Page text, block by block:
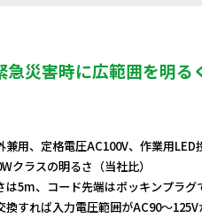
災害時に広範囲を明る
兼用、定格電圧AC100V、作業用LED
クラスの明るさ（当社比）
は5m、コード先端はポッキンプラグ
換すれば入力電圧範囲がAC90～